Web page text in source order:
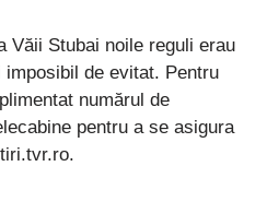
Văii Stubai noile reguli erau
de evitat. Pentru
numărul de
pentru a se asigura